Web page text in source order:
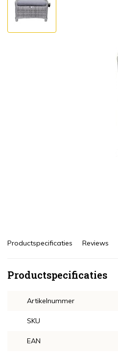
Productspecificaties Reviews
Productspecificaties
Artikelnummer
SKU
EAN